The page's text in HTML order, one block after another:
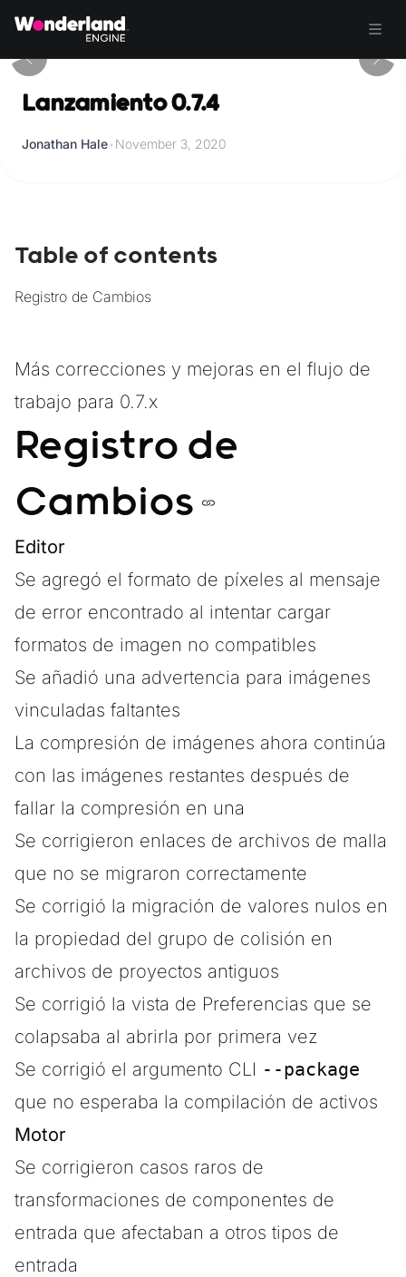
Lanzamiento 0.7.4
Jonathan Hale• November 3, 2020
Más correcciones y mejoras en el flujo de
trabajo para 0.7.x
Registro de
Cambios
Editor
Se agregó el formato de píxeles al mensaje
de error encontrado al intentar cargar
formatos de imagen no compatibles
Se añadió una advertencia para imágenes
vinculadas faltantes
La compresión de imágenes ahora continúa
con las imágenes restantes después de
fallar la compresión en una
Se corrigieron enlaces de archivos de malla
que no se migraron correctamente
Se corrigió la migración de valores nulos en
la propiedad del grupo de colisión en
archivos de proyectos antiguos
Se corrigió la vista de Preferencias que se
colapsaba al abrirla por primera vez
Se corrigió el argumento CLI --package
que no esperaba la compilación de activos
Motor
Se corrigieron casos raros de
transformaciones de componentes de
entrada que afectaban a otros tipos de
entrada
Table of contents
Registro de Cambios